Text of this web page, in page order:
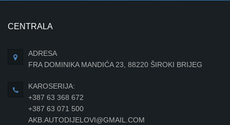
CENTRALA
ADRESA
FRA DOMINIKA MANDIĆA 23, 88220 ŠIROKI BRIJEG
KAROSERIJA:
+387 63 368 672
+387 63 071 500
AKB.AUTODIJELOVI@GMAIL.COM